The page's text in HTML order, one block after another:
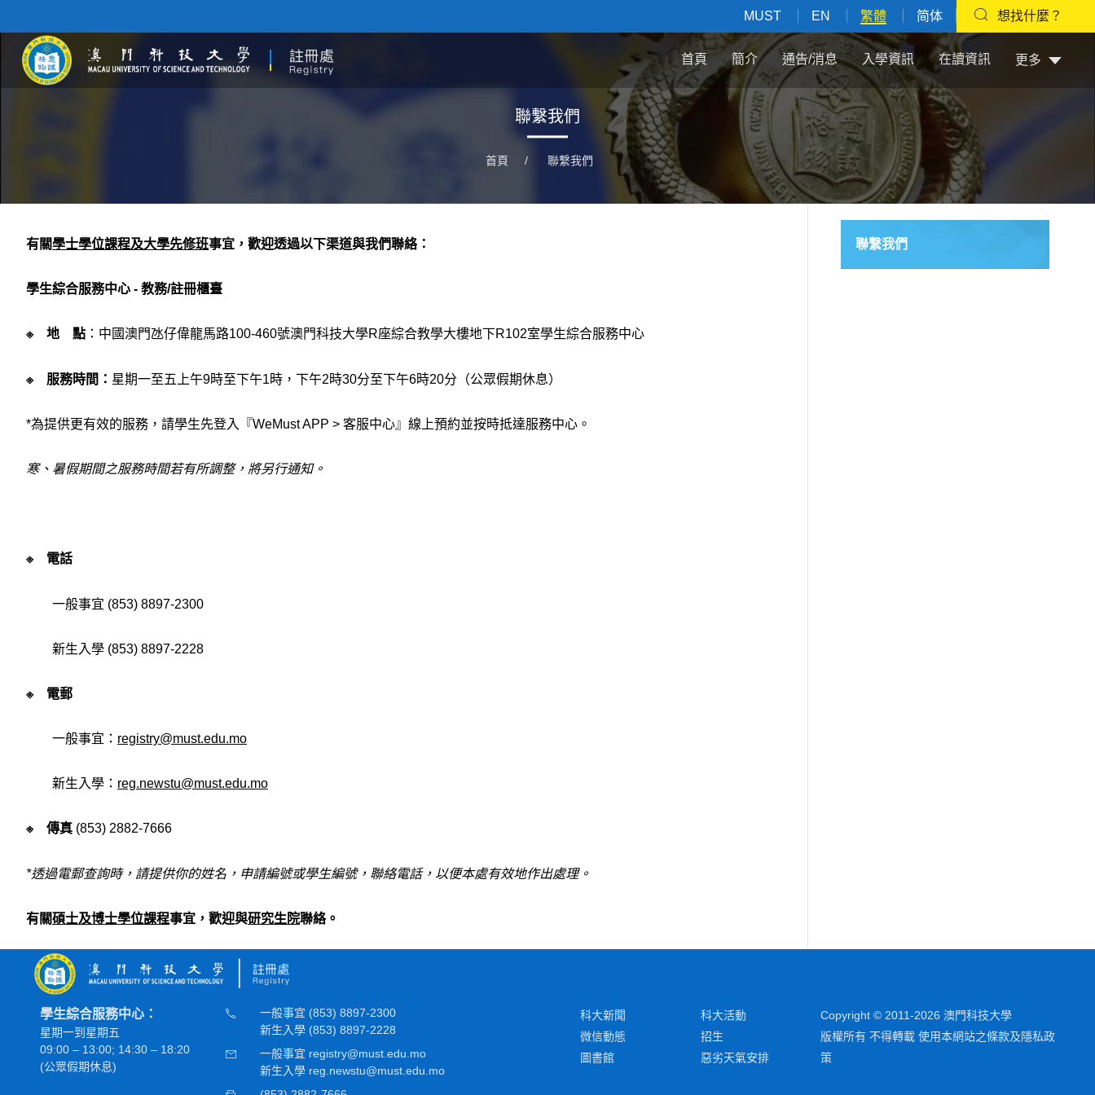
MUST EN 繁體 简体 想找什麼？
首頁 簡介 通告/消息 入學資訊 在讀資訊 更多
聯繫我們
首頁 / 聯繫我們
有關學士學位課程及大學先修班事宜，歡迎透過以下渠道與我們聯絡：
學生綜合服務中心 - 教務/註冊櫃臺
※ 地 點 ：中國澳門氹仔偉龍馬路100-460號澳門科技大學R座綜合教學大樓地下R102室學生綜合服務中心
※ 服務時間： 星期一至五上午9時至下午1時，下午2時30分至下午6時20分（公眾假期休息）
*為提供更有效的服務，請學生先登入『WeMust APP > 客服中心』線上預約並按時抵達服務中心。
寒、暑假期間之服務時間若有所調整，將另行通知。
※ 電話
一般事宜 (853) 8897-2300
新生入學 (853) 8897-2228
※ 電郵
一般事宜： registry@must.edu.mo
新生入學： reg.newstu@must.edu.mo
※ 傳真 (853) 2882-7666
*透過電郵查詢時，請提供你的姓名，申請編號或學生編號，聯絡電話，以便本處有效地作出處理。
有關碩士及博士學位課程事宜，歡迎與研究生院聯絡。
聯繫我們
學生綜合服務中心：
星期一到星期五
09:00 – 13:00; 14:30 – 18:20
(公眾假期休息)
一般事宜 (853) 8897-2300
新生入學 (853) 8897-2228
一般事宜 registry@must.edu.mo
新生入學 reg.newstu@must.edu.mo
科大新聞
科大活動
微信動態
招生
圖書館
惡劣天氣安排
Copyright © 2011-2026 澳門科技大學
版權所有 不得轉載 使用本網站之條款及隱私政
策